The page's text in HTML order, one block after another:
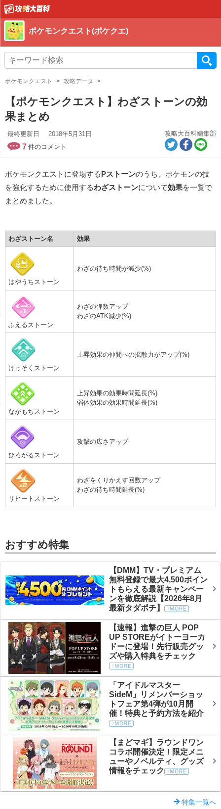
ポケモンクエスト(ポケクエ)
ポケモンクエスト 攻略データ
【ポケモンクエスト】わざストーンの効
果まとめ
最終更新日 2018年5月31日
7 件のコメント
攻略大百科編集部
ポケモンクエストに登場するPストーンのうち、ポケモンの技
を強化するために使用するわざストーンについて効果を一覧で
まとめました。
わざストーン名 効果
はやうちストーン
わざの待ち時間が減少(%)
ふえるストーン
わざの弾数アップ
わざのATK減少(%)
けっそくストーン
上昇効果の仲間への拡散力がアップ(%)
ながもちストーン
上昇効果の効果時間延長(%)
弱体効果の効果時間延長(%)
ひろがるストーン
攻撃の広さアップ
リピートストーン
わざをくりかえす回数アップ
わざの待ち時間延長(%)
おすすめ特集
【DMM】TV・プレミアム
無料登録で最大4,500ポイン
トもらえる最新キャンペー
ンを徹底解説【2026年8月
最新タダポチ】
【速報】進撃の巨人 POP
UP STOREがイトーヨーカ
ドーに登場！先行販売グッ
ズや購入特典をチェック
「アイドルマスター
SideM」リメンバーショッ
トフェア第4弾が10月開
催！特典と予約方法を紹介
【まどマギ】ラウンドワン
コラボ開催決定！限定メニ
ューやノベルティ、グッズ
情報をチェック
特集一覧へ